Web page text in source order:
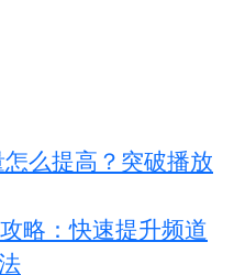
么提高？突破播放
略：快速提升频道